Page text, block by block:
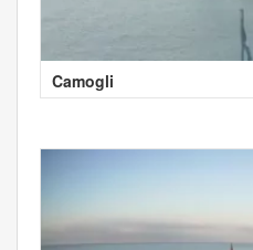
Camogli